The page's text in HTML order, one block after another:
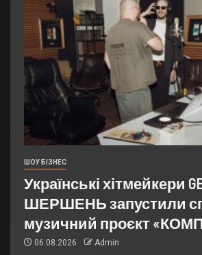
ШОУ БІЗНЕС
Українські хітмейкери
ШЕРШЕНЬ запустили
музичний проєкт
06.08.2026 Admin